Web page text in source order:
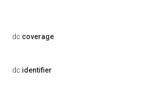
dc:coverage
dc:identifier